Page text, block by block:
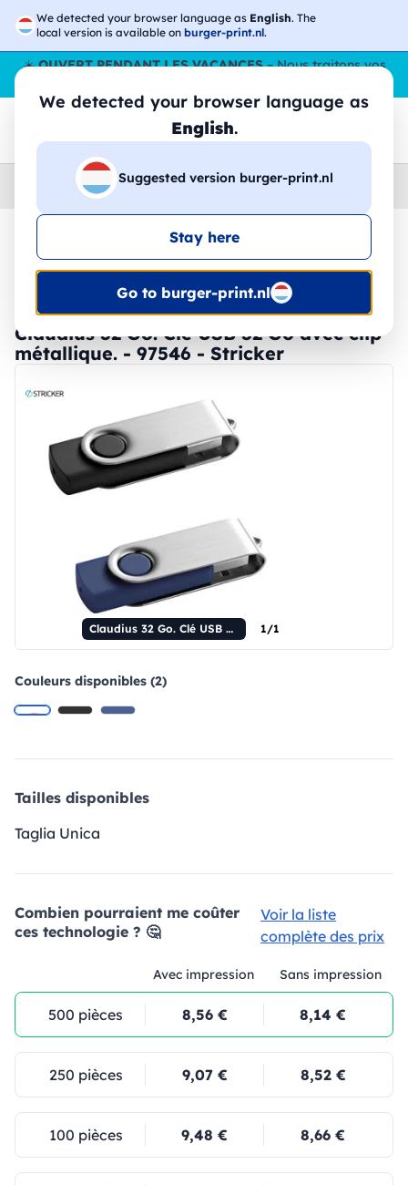
We detected your browser language as English. The
local version is available on burger-print.nl.
We detected your browser language as
English.
Suggested version burger-print.nl
Stay here
Go to burger-print.nl
☀️OUVERT PENDANT LES VACANCES– Nous traitons vos
Accessoires › technologie-personnalisee
🔥 Impression DTF à -30 %
Claudius 32 Go. Clé USB 32 Go avec clip
métallique. - 97546 - Stricker
Claudius 32 Go. Clé USB 32 Go avec clip métallique. 1/1
Couleurs disponibles (2)
Tailles disponibles
Taglia Unica
Combien pourraient me coûter
ces technologie ? 🤔
Voir la liste
complète des prix
Avec impression Sans impression
500 pièces 8,56 € 8,14 €
250 pièces 9,07 € 8,52 €
100 pièces 9,48 € 8,66 €